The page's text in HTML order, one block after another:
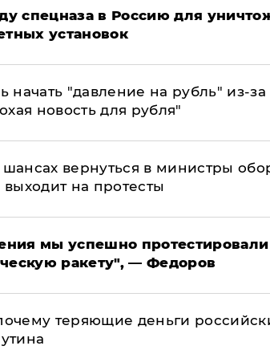
спецназа в Россию для
установок
"давление на рубль" из-за
новость для рубля"
вернуться в министры
на протесты
мы успешно протестировали
ракету", — Федоров
теряющие деньги